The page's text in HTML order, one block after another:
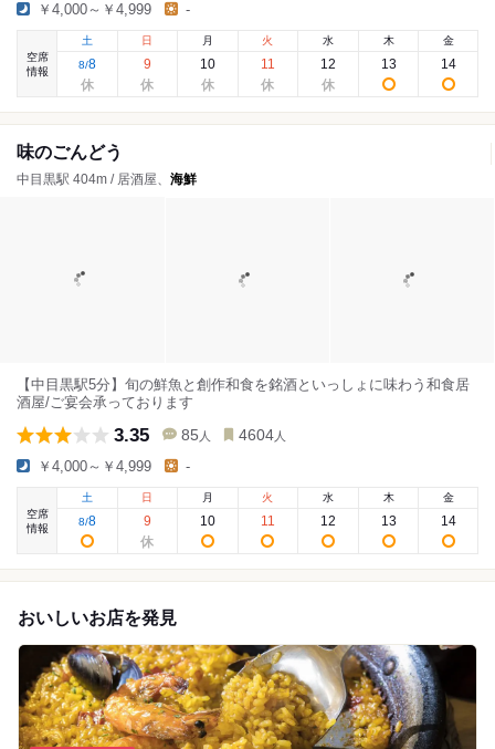
￥4,000～￥4,999 -
空席
情報
土
8/8
日
9
月
10
火
11
水
12
木
13
金
14
味のごんどう
中目黒駅 404m / 居酒屋、 海鮮
【中目黒駅5分】旬の鮮魚と創作和食を銘酒といっしょに味わう和食居
酒屋/ご宴会承っております
3.35 85 人 4604 人
￥4,000～￥4,999 -
空席
情報
土
8/8
日
9
月
10
火
11
水
12
木
13
金
14
おいしいお店を発見